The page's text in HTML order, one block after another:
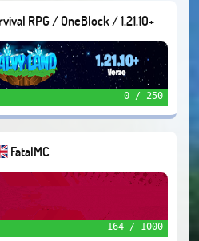
RPG / OneBlock / 1.21.10+
0 / 250
FatalMC
164 / 1000